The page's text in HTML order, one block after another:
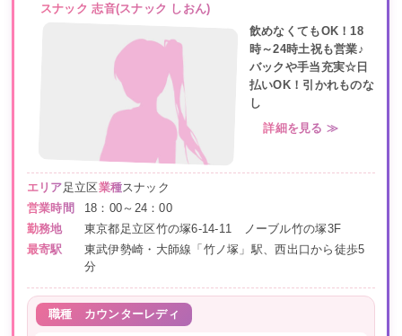
スナック 志音(スナック しおん)
飲めなくてもOK！18
時～24時土祝も営業♪
バックや手当充実☆日
払いOK！引かれものな
し
詳細を見る ≫
エリア 足立区業種スナック
営業時間
18：00～24：00
勤務地
東京都足立区竹の塚6-14-11 ノーブル竹の塚3F
最寄駅
東武伊勢崎・大師線「竹ノ塚」駅、西出口から徒歩5
分
職種 カウンターレディ